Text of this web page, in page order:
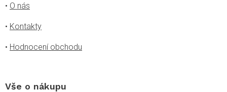
• O nás
• Kontakty
• Hodnocení obchodu
Vše o nákupu